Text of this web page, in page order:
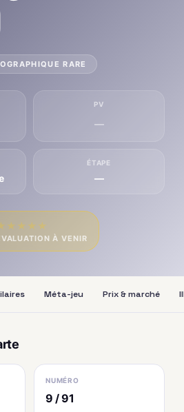
RARE
PV
—
ÉTAPE
—
★ ★ ★ ★
À VENIR
Méta-jeu Prix & marché
NUMÉRO
9 / 91